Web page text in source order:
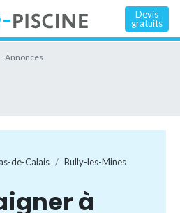
Devis
gratuits
de-Calais Bully-les-Mines
à